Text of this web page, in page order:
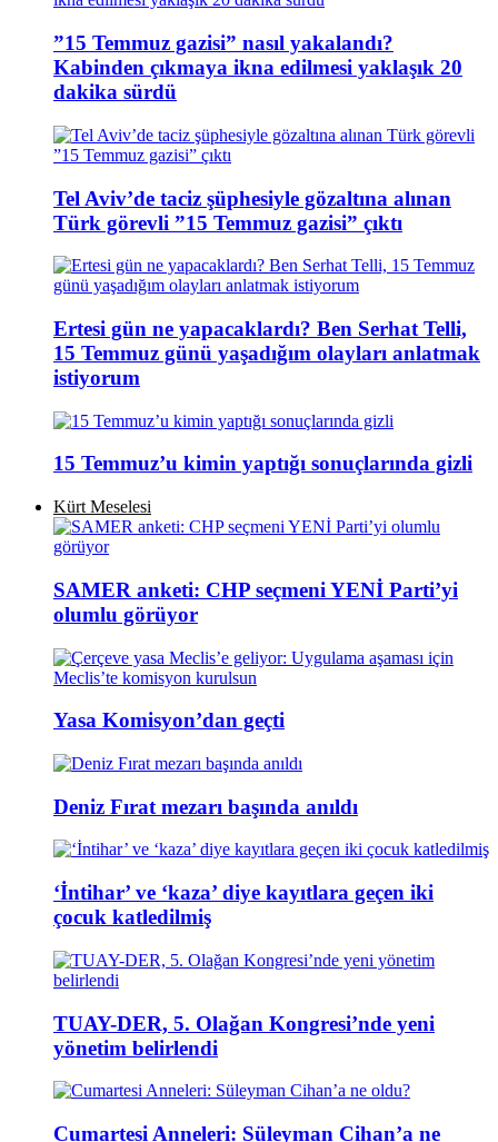
”15 Temmuz gazisi” nasıl yakalandı?
Kabinden çıkmaya ikna edilmesi yaklaşık 20
dakika sürdü
Tel Aviv’de taciz şüphesiyle gözaltına alınan
Türk görevli ”15 Temmuz gazisi” çıktı
Ertesi gün ne yapacaklardı? Ben Serhat Telli,
15 Temmuz günü yaşadığım olayları anlatmak
istiyorum
15 Temmuz’u kimin yaptığı sonuçlarında gizli
Kürt Meselesi
SAMER anketi: CHP seçmeni YENİ Parti’yi
olumlu görüyor
Yasa Komisyon’dan geçti
Deniz Fırat mezarı başında anıldı
‘İntihar’ ve ‘kaza’ diye kayıtlara geçen iki
çocuk katledilmiş
TUAY-DER, 5. Olağan Kongresi’nde yeni
yönetim belirlendi
Cumartesi Anneleri: Süleyman Cihan’a ne